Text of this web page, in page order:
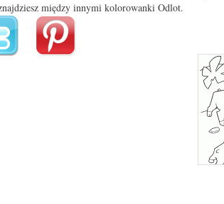
między innymi kolorowanki Odlot.